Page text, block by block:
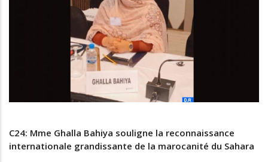
C24: Mme Ghalla Bahiya souligne la reconnaissance
internationale grandissante de la marocanité du Sahara